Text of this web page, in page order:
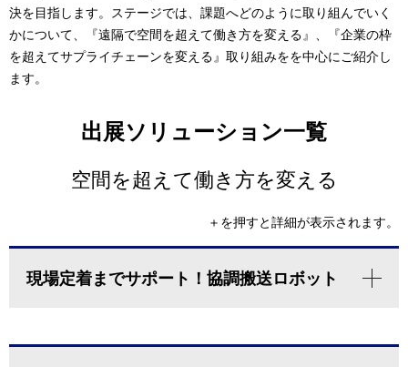
決を目指します。ステージでは、課題へどのように取り組んでいく
かについて、『遠隔で空間を超えて働き方を変える』、『企業の枠
を超えてサプライチェーンを変える』取り組みをを中心にご紹介し
ます。
出展ソリューション一覧
空間を超えて働き方を変える
＋を押すと詳細が表示されます。
現場定着までサポート！協調搬送ロボット